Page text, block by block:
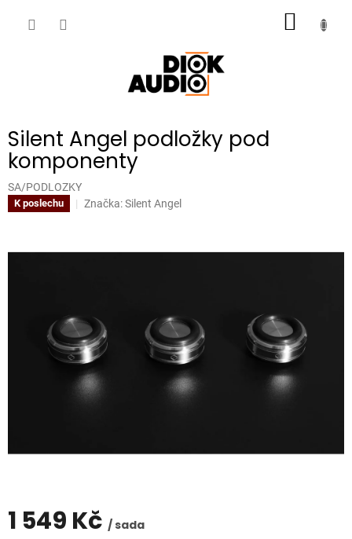
Silent Angel podložky pod
komponenty
SA/PODLOZKY
K poslechu Značka:Silent Angel
1 549 Kč / sada